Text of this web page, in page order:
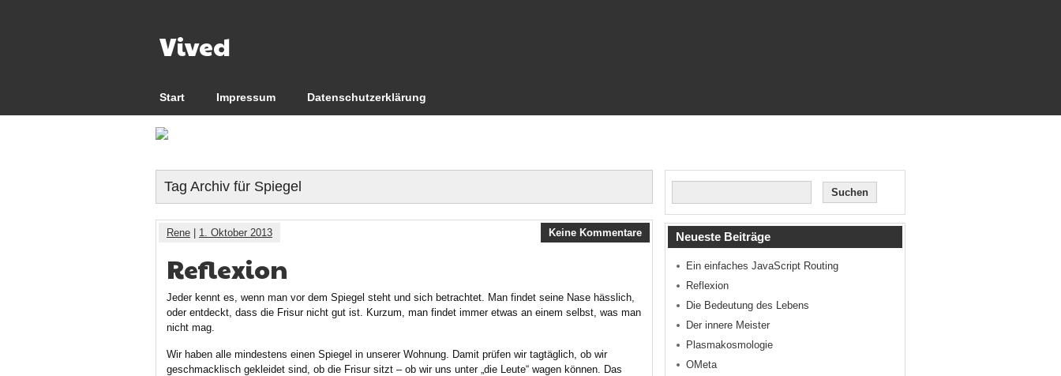
Vived
Start Impressum Datenschutzerklärung
Tag Archiv für Spiegel
Rene 1. Oktober 2013 Keine Kommentare
Reflexion
Jeder kennt es, wenn man vor dem Spiegel steht und sich betrachtet. Man findet seine Nase hässlich,
oder entdeckt, dass die Frisur nicht gut ist. Kurzum, man findet immer etwas an einem selbst, was man
nicht mag.
Wir haben alle mindestens einen Spiegel in unserer Wohnung. Damit prüfen wir tagtäglich, ob wir
geschmacklisch gekleidet sind, ob die Frisur sitzt – ob wir uns unter „die Leute“ wagen können. Das
Neueste Beiträge
Ein einfaches JavaScript Routing
Reflexion
Die Bedeutung des Lebens
Der innere Meister
Plasmakosmologie
OMeta